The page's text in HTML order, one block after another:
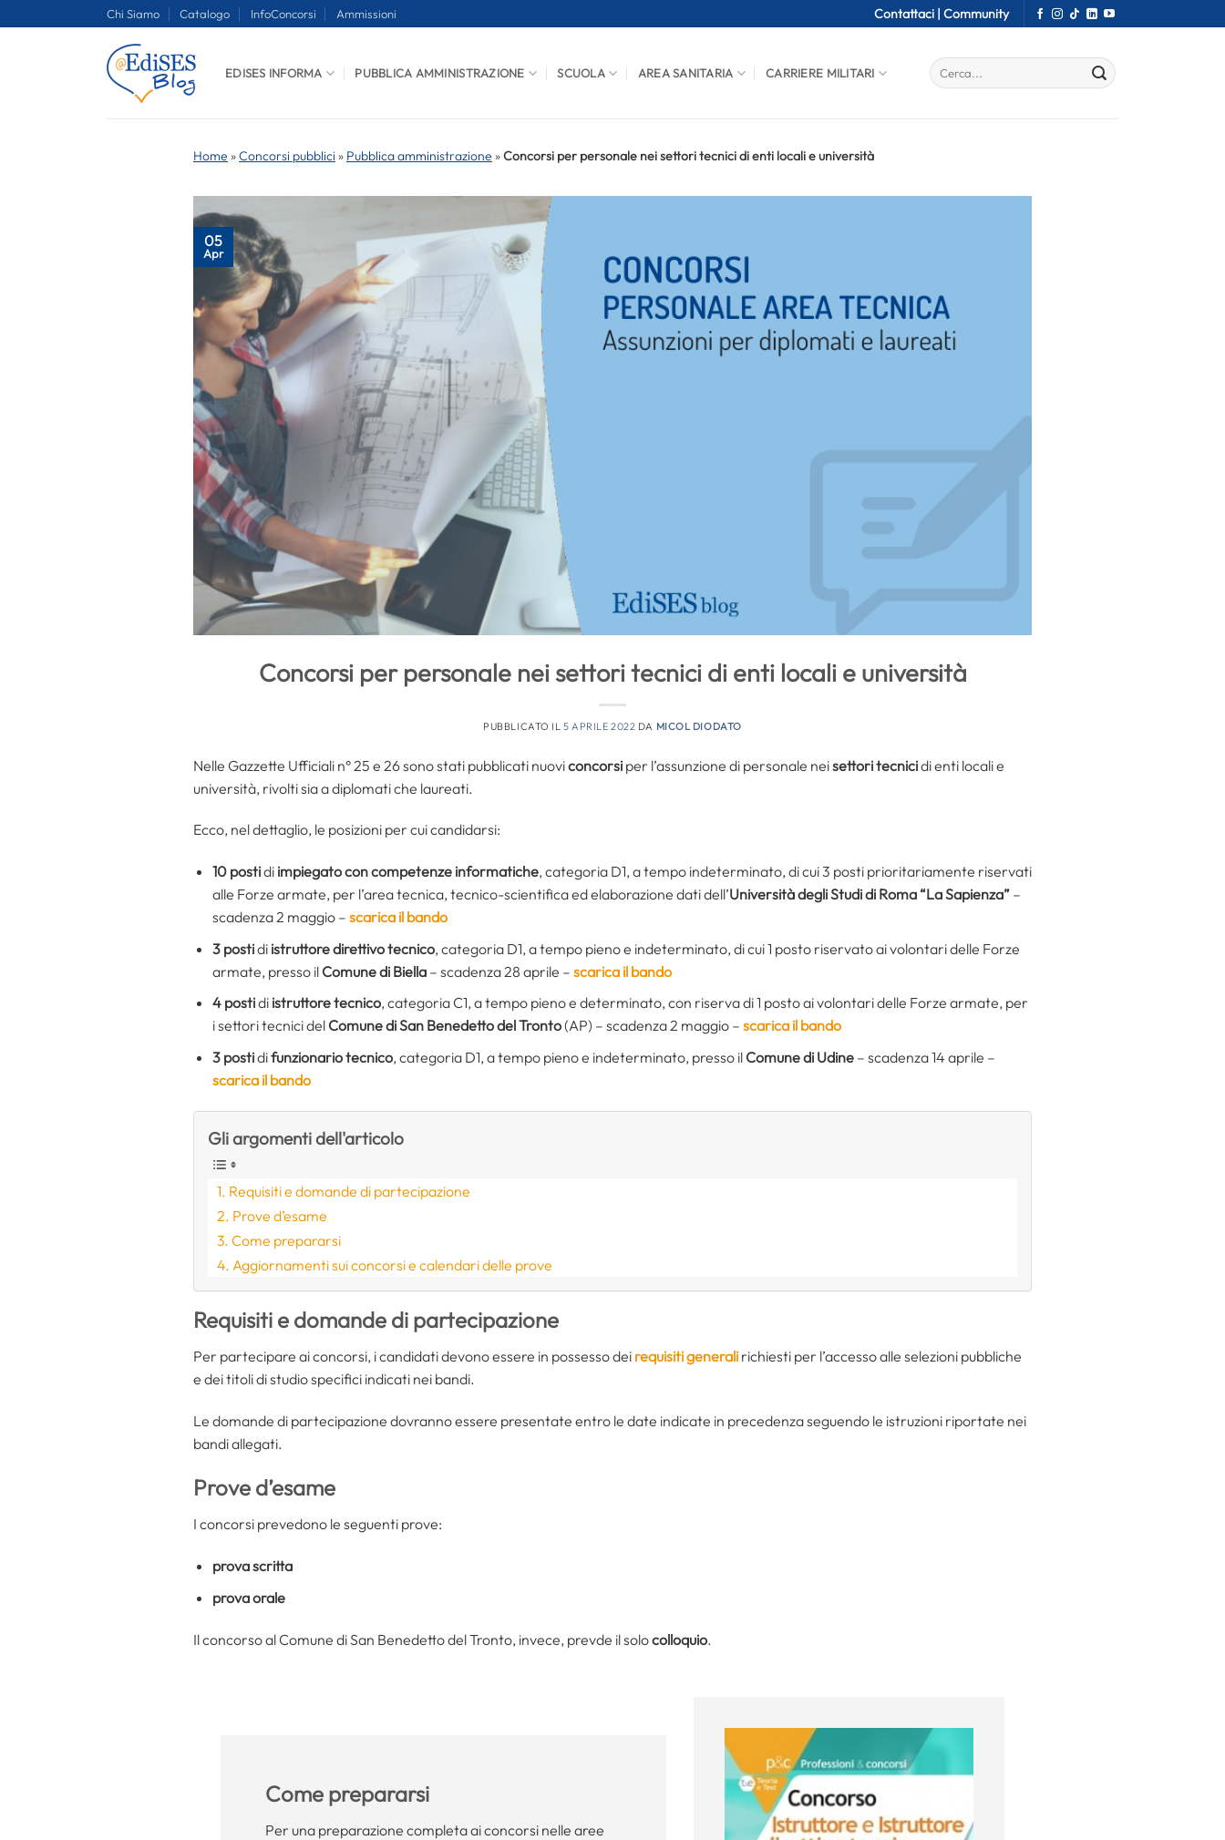
Chi Siamo Catalogo InfoConcorsi Ammissioni Contattaci | Community
EDISES INFORMA PUBBLICA AMMINISTRAZIONE SCUOLA AREA SANITARIA CARRIERE MILITARI
Home »Concorsi pubblici » Pubblica amministrazione »Concorsi per personale nei settori tecnici di enti locali e università
05
Apr
Concorsi per personale nei settori tecnici di enti locali e università
PUBBLICATO IL5 APRILE 2022 DA MICOL DIODATO
Nelle Gazzette Ufficiali n° 25 e 26 sono stati pubblicati nuoviconcorsi per l’assunzione di personale neisettori tecnicidi enti locali e
università, rivolti sia a diplomati che laureati.
Ecco, nel dettaglio, le posizioni per cui candidarsi:
10 postidi impiegato con competenze informatiche, categoria D1, a tempo indeterminato, di cui 3 posti prioritariamente riservati
alle Forze armate, per l’area tecnica, tecnico-scientifica ed elaborazione dati dell’Università degli Studi di Roma “La Sapienza”–
scadenza 2 maggio – scarica il bando
3 postidi istruttore direttivo tecnico, categoria D1, a tempo pieno e indeterminato, di cui 1 posto riservato ai volontari delle Forze
armate, presso il Comune di Biella– scadenza 28 aprile – scarica il bando
4 postidi istruttore tecnico, categoria C1, a tempo pieno e determinato, con riserva di 1 posto ai volontari delle Forze armate, per
i settori tecnici del Comune di San Benedetto del Tronto(AP) – scadenza 2 maggio – scarica il bando
3 postidifunzionario tecnico, categoria D1, a tempo pieno e indeterminato, presso il Comune di Udine– scadenza 14 aprile –
scarica il bando
Gli argomenti dell'articolo
Requisiti e domande di partecipazione
Prove d’esame
Come prepararsi
Aggiornamenti sui concorsi e calendari delle prove
Requisiti e domande di partecipazione
Per partecipare ai concorsi, i candidati devono essere in possesso dei requisiti generali richiesti per l’accesso alle selezioni pubbliche
e dei titoli di studio specifici indicati nei bandi.
Le domande di partecipazione dovranno essere presentate entro le date indicate in precedenza seguendo le istruzioni riportate nei
bandi allegati.
Prove d’esame
I concorsi prevedono le seguenti prove:
prova scritta
prova orale
Il concorso al Comune di San Benedetto del Tronto, invece, prevde il solocolloquio.
Come prepararsi
Per una preparazione completa ai concorsi nelle aree